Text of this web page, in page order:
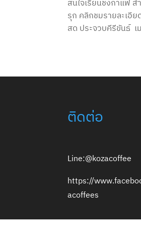
สนใจเรียนชงกาแฟ
รุก คลิกชมรายละเอี
สด ประจวบคีรีขันธ์ เ
ติดต่อ
Line:@kozacoffee
https://
acoffees